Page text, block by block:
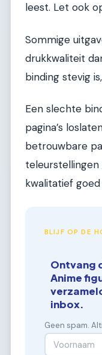
leest. Let ook
Sommige
drukkwaliteit
binding stevig
Een slechte
pagina’s
betrouwbare
kwalitatief
BLIJF OP DE
Ontvang
Anime
inbox.
Geen spam.